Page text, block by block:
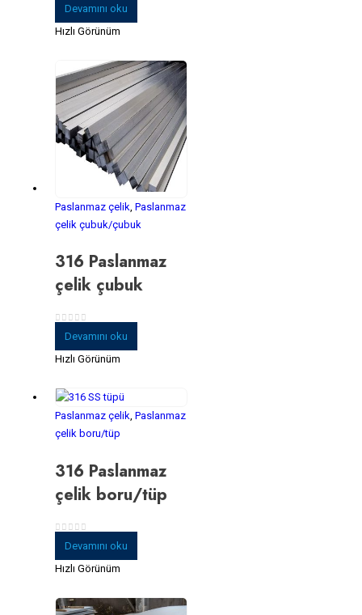
5 üzerinden
Devamını oku
Hızlı Görünüm
Paslanmaz çelik, Paslanmaz
çelik çubuk/çubuk
316 Paslanmaz
çelik çubuk
5 üzerinden
Devamını oku
Hızlı Görünüm
Paslanmaz çelik, Paslanmaz
çelik boru/tüp
316 Paslanmaz
çelik boru/tüp
5 üzerinden
Devamını oku
Hızlı Görünüm